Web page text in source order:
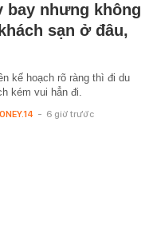
bay nhưng không
sạn ở đâu,
kế hoạch rõ ràng thì đi du
kém vui hẳn đi.
- 6 giờ trước